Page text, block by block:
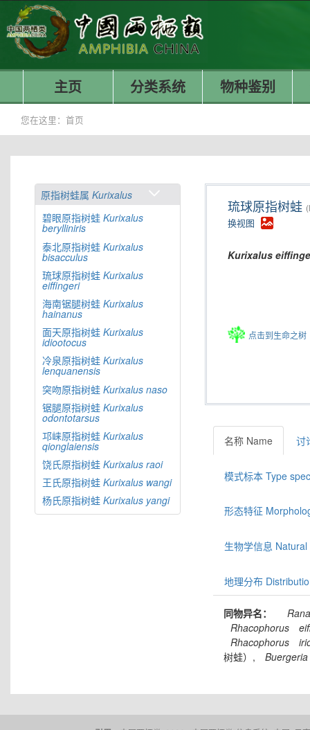
主页 分类系统 物种鉴别
您在这里： 首页
原指树蛙属 Kurixalus
碧眼原指树蛙 Kurixalus
berylliniris
泰北原指树蛙 Kurixalus
bisacculus
琉球原指树蛙 Kurixalus
eiffingeri
海南锯腿树蛙 Kurixalus
hainanus
面天原指树蛙 Kurixalus
idiootocus
冷泉原指树蛙 Kurixalus
lenquanensis
突吻原指树蛙 Kurixalus naso
锯腿原指树蛙 Kurixalus
odontotarsus
邛崃原指树蛙 Kurixalus
qionglaiensis
饶氏原指树蛙 Kurixalus raoi
王氏原指树蛙 Kurixalus wangi
杨氏原指树蛙 Kurixalus yangi
琉球原指树蛙
换视图
Kurixalus
点击到生命之树
名称 Name 讨
模式标本 Type
形态特征
生物学信息
地理分布
同物异名：
Rana
Rhacophorus
Rhacophorus
树蛙）,
Buergeria